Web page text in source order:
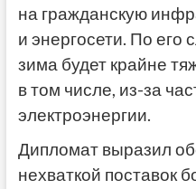
на гражданскую
и энергосети. По его
зима будет крайне
в том числе, из-за
электроэнергии.
Дипломат выразил
нехваткой поставок